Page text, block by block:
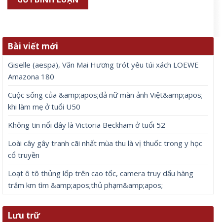
Bài viết mới
Giselle (aespa), Văn Mai Hương trót yêu túi xách LOEWE
Amazona 180
Cuộc sống của &amp;apos;đả nữ màn ảnh Việt&amp;apos;
khi làm mẹ ở tuổi U50
Không tin nổi đây là Victoria Beckham ở tuổi 52
Loài cây gây tranh cãi nhất mùa thu là vị thuốc trong y học
cổ truyền
Loạt ô tô thủng lốp trên cao tốc, camera truy dấu hàng
trăm km tìm &amp;apos;thủ phạm&amp;apos;
Lưu trữ